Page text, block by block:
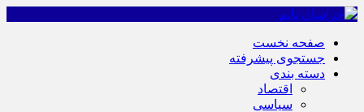
صفحه نخست
جستجوی پیشرفته
دسته بندی
اقتصاد
سیاسی